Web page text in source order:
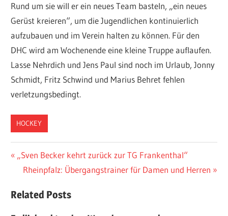
Rund um sie will er ein neues Team basteln, „ein neues
Gerüst kreieren“, um die Jugendlichen kontinuierlich
aufzubauen und im Verein halten zu können. Für den
DHC wird am Wochenende eine kleine Truppe auflaufen.
Lasse Nehrdich und Jens Paul sind noch im Urlaub, Jonny
Schmidt, Fritz Schwind und Marius Behret fehlen
verletzungsbedingt.
HOCKEY
Beitragsnavigation
Vorheriger
Beitrag:
„Sven Becker kehrt zurück zur TG Frankenthal“
Nächster
Rheinpfalz: Übergangstrainer für Damen und Herren
Related Posts